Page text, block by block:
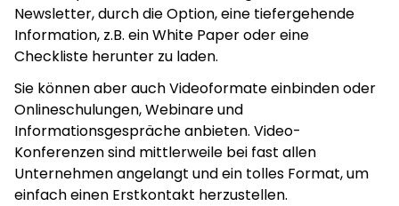
Newsletter, durch die Option, eine tiefergehende
Information, z.B. ein White Paper oder eine
Checkliste herunter zu laden.
Sie können aber auch Videoformate einbinden oder
Onlineschulungen, Webinare und
Informationsgespräche anbieten. Video-
Konferenzen sind mittlerweile bei fast allen
Unternehmen angelangt und ein tolles Format, um
einfach einen Erstkontakt herzustellen.